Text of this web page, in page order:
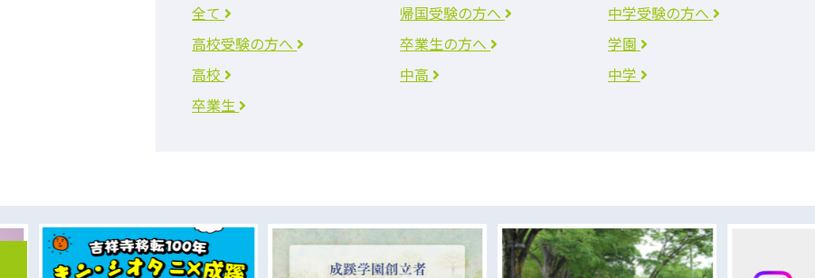
全て 帰国受験の方へ 中学受験の方へ
高校受験の方へ
卒業生の方へ 学園
高校
中高 中学
卒業生